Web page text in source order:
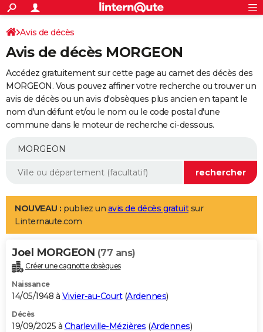
ACTUALITÉS
Politique
Société
Faits Divers
Education
Monde
Villes
+
SPORT
Coupe du monde 2026
Football
Tennis
Cyclisme
Rugby
Forum
Programme TV
TNT
Streaming
Cinéma
Sorties cinéma
Musique
+
FINANCE
Retraite
Epargne
Immobilier
Risques naturels par ville
Banque
Assurance
AUTO
Essais
Réserver un essai
Citadines
Berlines
SUV
Forum auto
+
Mobiles
Meilleur smartphone
Internet
Ordinateurs
Jeux vidéo
Guide high-tech
Aménagement intérieur
LIFESTYLE
Art de vivre
Bien-être
Loisirs
Mode
Modes de vie
Alimentation
Guide de la santé
Maladies
Médicaments
Sommeil
VOYAGE
Destinations
City break
Voyage nature
Voyage de noces
Forum
Climat
+PHOTO
GUIDES D'ACHAT
BONS PLANS
Avis de décès
Avis de décès MORGEON
Accédez gratuitement sur cette page au carnet des décès des
MORGEON. Vous pouvez affiner votre recherche ou trouver un
avis de décès ou un avis d'obsèques plus ancien en tapant le
nom d'un défunt et/ou le nom ou le code postal d'une
commune dans le moteur de recherche ci-dessous.
NOUVEAU : publiez un avis de décès gratuitsur
Linternaute.com
Joel MORGEON (77 ans)
Créer une cagnotte obsèques
Naissance
14/05/1948 à Vivier-au-Court(Ardennes)
Décès
19/09/2025 à Charleville-Mézières (Ardennes)